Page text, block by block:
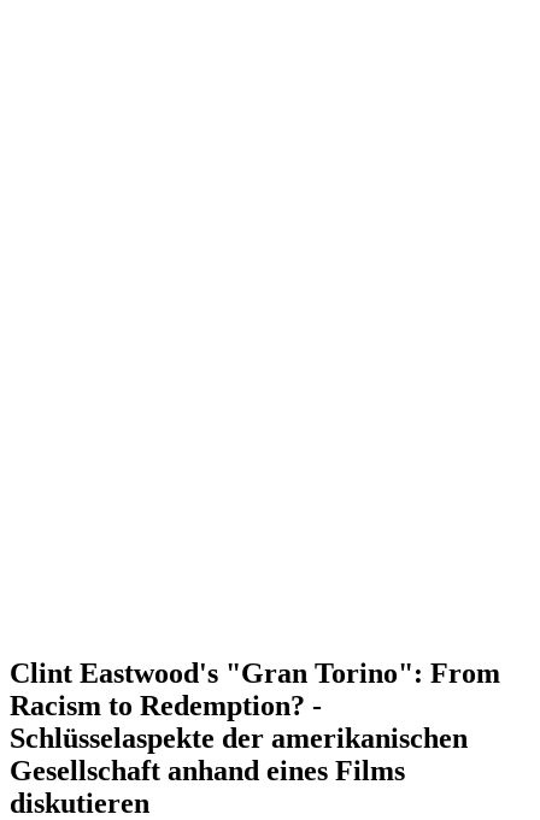
Clint Eastwood's "Gran Torino": From
Racism to Redemption? -
Schlüsselaspekte der amerikanischen
Gesellschaft anhand eines Films
diskutieren